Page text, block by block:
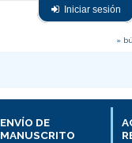
Iniciar sesión
»
ENVÍO DE
MANUSCRITO